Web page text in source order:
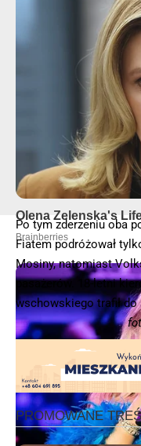
Po tym zderzeniu oba
Fiatem podróżował
Mosiny, natomiast
pasażerów. 18-letni
wschowskiego trafił